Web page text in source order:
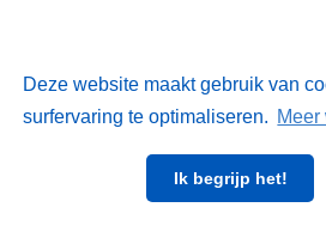
Deze website maakt gebruik van
surfervaring te optimaliseren. Meer
Ik begrijp het!